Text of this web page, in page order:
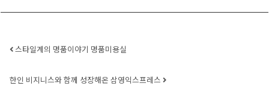
Post navigation
스타일계의 명품이야기 명품미용실
한인 비지니스와 함께 성장해온 삼영익스프레스